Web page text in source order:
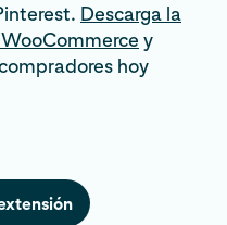
Descarga la
y
hoy